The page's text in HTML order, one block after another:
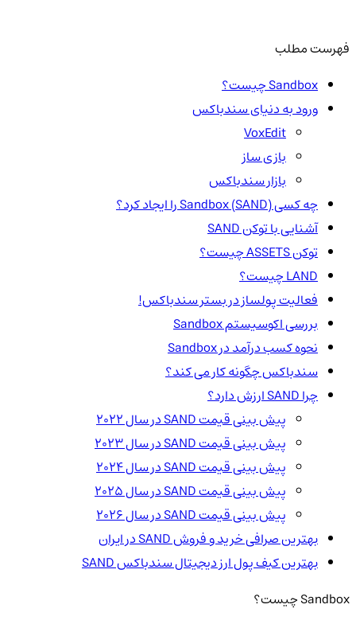
فهرست مطلب
Sandbox چیست؟
ورود به دنیای سندباکس
VoxEdit
بازی ساز
بازار سندباکس
چه کسی Sandbox (SAND) را ایجاد کرد؟
آشنایی با توکن SAND
توکن ASSETS چیست؟
LAND چیست؟
فعالیت پولساز در بستر سندباکس!
بررسی اکوسیستم Sandbox
نحوه کسب درآمد در Sandbox
سندباکس چگونه کار می کند؟
چرا SAND ارزش دارد؟
پیش بینی قیمت SAND در سال 2022
پیش بینی قیمت SAND در سال 2023
پیش بینی قیمت SAND در سال 2024
پیش بینی قیمت SAND در سال 2025
پیش بینی قیمت SAND در سال 2026
بهترین صرافی خرید و فروش SAND در ایران
بهترین کیف پول ارز دیجیتال سندباکس SAND
Sandbox چیست؟